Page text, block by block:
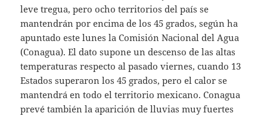
leve tregua, pero ocho territorios del país se
mantendrán por encima de los 45 grados, según ha
apuntado este lunes la Comisión Nacional del Agua
(Conagua). El dato supone un descenso de las altas
temperaturas respecto al pasado viernes, cuando 13
Estados superaron los 45 grados, pero el calor se
mantendrá en todo el territorio mexicano. Conagua
prevé también la aparición de lluvias muy fuertes